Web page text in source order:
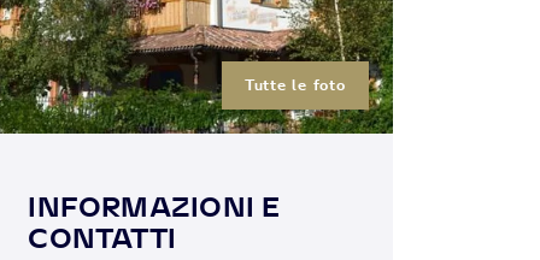
Tutte le foto
INFORMAZIONI E
CONTATTI